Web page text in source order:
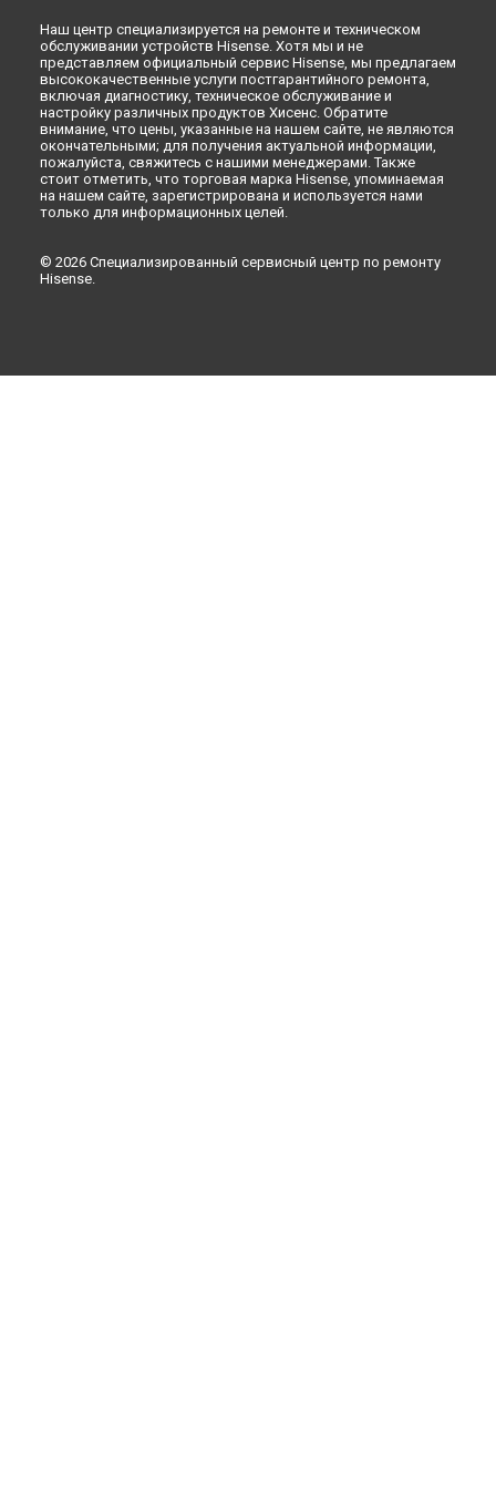
Наш центр специализируется на ремонте и техническом
обслуживании устройств Hisense. Хотя мы и не
представляем официальный сервис Hisense, мы предлагаем
высококачественные услуги постгарантийного ремонта,
включая диагностику, техническое обслуживание и
настройку различных продуктов Хисенс. Обратите
внимание, что цены, указанные на нашем сайте, не являются
окончательными; для получения актуальной информации,
пожалуйста, свяжитесь с нашими менеджерами. Также
стоит отметить, что торговая марка Hisense, упоминаемая
на нашем сайте, зарегистрирована и используется нами
только для информационных целей.
© 2026 Специализированный сервисный центр по ремонту
Hisense.